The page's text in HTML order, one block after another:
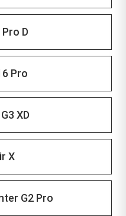
D
Pro
XD
X
G2 Pro